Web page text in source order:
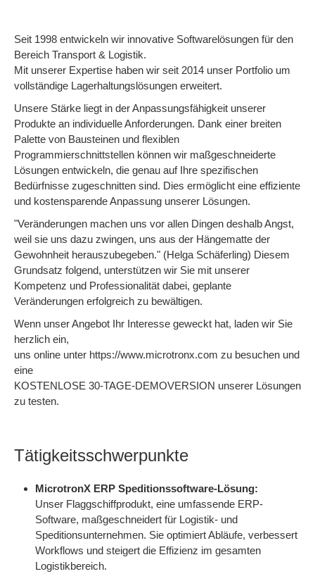
Seit 1998 entwickeln wir innovative Softwarelösungen für den
Bereich Transport & Logistik.
Mit unserer Expertise haben wir seit 2014 unser Portfolio um
vollständige Lagerhaltungslösungen erweitert.
Unsere Stärke liegt in der Anpassungsfähigkeit unserer
Produkte an individuelle Anforderungen. Dank einer breiten
Palette von Bausteinen und flexiblen
Programmierschnittstellen können wir maßgeschneiderte
Lösungen entwickeln, die genau auf Ihre spezifischen
Bedürfnisse zugeschnitten sind. Dies ermöglicht eine effiziente
und kostensparende Anpassung unserer Lösungen.
"Veränderungen machen uns vor allen Dingen deshalb Angst,
weil sie uns dazu zwingen, uns aus der Hängematte der
Gewohnheit herauszubegeben." (Helga Schäferling) Diesem
Grundsatz folgend, unterstützen wir Sie mit unserer
Kompetenz und Professionalität dabei, geplante
Veränderungen erfolgreich zu bewältigen.
Wenn unser Angebot Ihr Interesse geweckt hat, laden wir Sie
herzlich ein,
uns online unter https://www.microtronx.com zu besuchen und
eine
KOSTENLOSE 30-TAGE-DEMOVERSION unserer Lösungen
zu testen.
Tätigkeitsschwerpunkte
MicrotronX ERP Speditionssoftware-Lösung:
Unser Flaggschiffprodukt, eine umfassende ERP-
Software, maßgeschneidert für Logistik- und
Speditionsunternehmen. Sie optimiert Abläufe, verbessert
Workflows und steigert die Effizienz im gesamten
Logistikbereich.